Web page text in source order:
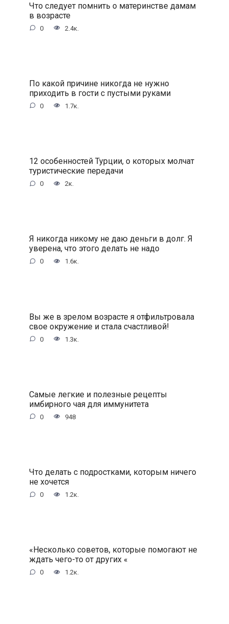
Что следует помнить о материнстве дамам
в возрасте
0 2.4к.
По какой причине никогда не нужно
приходить в гости с пустыми руками
0 1.7к.
12 особенностей Турции, о которых молчат
туристические передачи
0 2к.
Я никогда никому не даю деньги в долг. Я
уверена, что этого делать не надо
0 1.6к.
Вы же в зрелом возрасте я отфильтровала
свое окружение и стала счастливой!
0 1.3к.
Самые легкие и полезные рецепты
имбирного чая для иммунитета
0 948
Что делать с подростками, которым ничего
не хочется
0 1.2к.
«Несколько советов, которые помогают не
ждать чего-то от других «
0 1.2к.